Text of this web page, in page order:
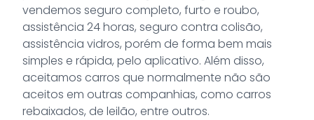
vendemos seguro completo, furto e roubo,
assistência 24 horas, seguro contra colisão,
assistência vidros, porém de forma bem mais
simples e rápida, pelo aplicativo. Além disso,
aceitamos carros que normalmente não são
aceitos em outras companhias, como carros
rebaixados, de leilão, entre outros.